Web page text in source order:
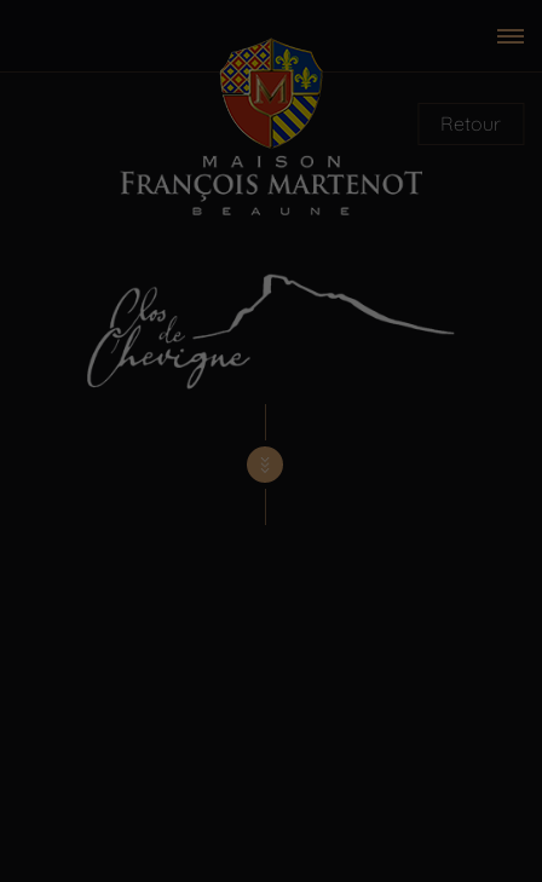
Retour